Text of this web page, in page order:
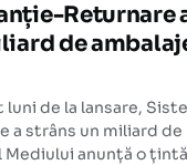
Returnare
de
luni de la lansare,
a strâns un miliard de
anunță o